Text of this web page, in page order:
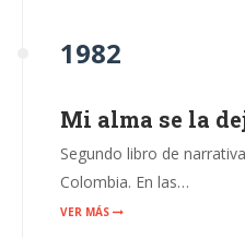
1982
Mi alma se la
Segundo libro de
Colombia. En las…
VER MÁS